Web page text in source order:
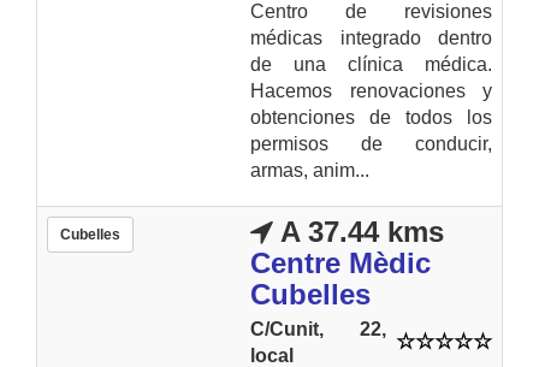
Centro de revisiones
médicas integrado dentro
de una clínica médica.
Hacemos renovaciones y
obtenciones de todos los
permisos de conducir,
armas, anim...
Cubelles
A 37.44 kms
Centre Mèdic
Cubelles
C/Cunit, 22,
local